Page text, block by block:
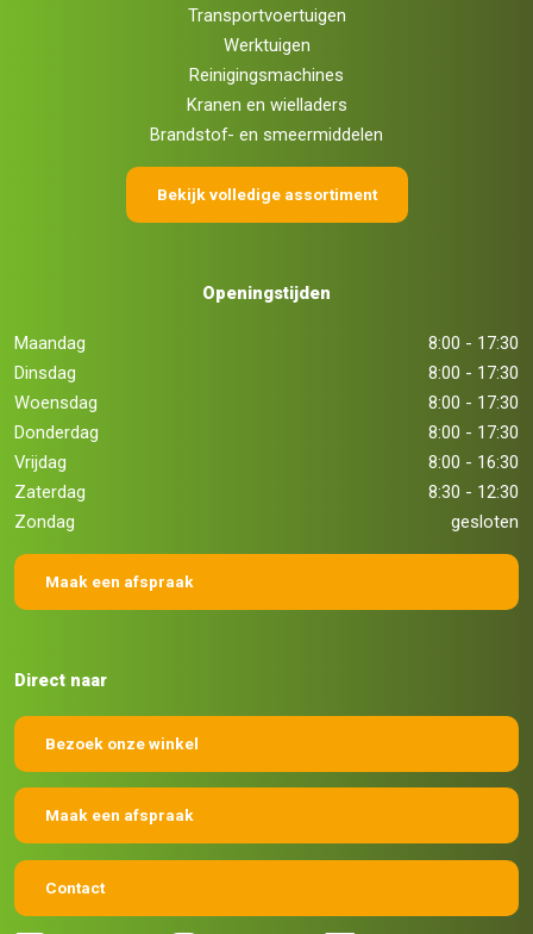
Transportvoertuigen
Werktuigen
Reinigingsmachines
Kranen en wielladers
Brandstof- en smeermiddelen
Bekijk volledige assortiment
Openingstijden
Maandag
8:00 - 17:30
Dinsdag
8:00 - 17:30
Woensdag
8:00 - 17:30
Donderdag
8:00 - 17:30
Vrijdag
8:00 - 16:30
Zaterdag
8:30 - 12:30
Zondag
gesloten
Maak een afspraak
Direct naar
Bezoek onze winkel
Maak een afspraak
Contact